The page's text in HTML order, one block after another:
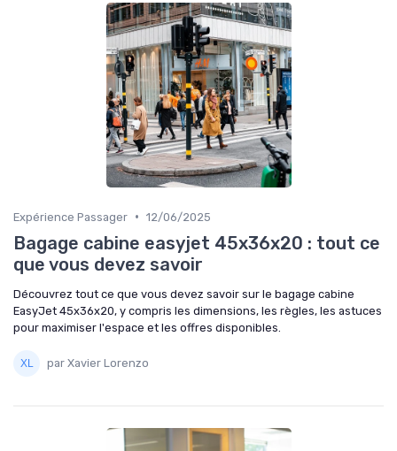
Expérience Passager • 12/06/2025
Bagage cabine easyjet 45x36x20 : tout ce
que vous devez savoir
Découvrez tout ce que vous devez savoir sur le bagage cabine
EasyJet 45x36x20, y compris les dimensions, les règles, les astuces
pour maximiser l'espace et les offres disponibles.
par Xavier Lorenzo